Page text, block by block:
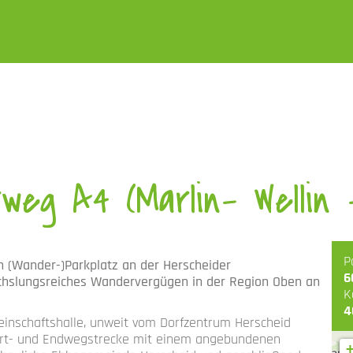
A4 (Marlin-
)Parkplatz an der Herscheider
Wandervergügen in der Region Oben an
unweit vom Dorfzentrum Herscheid
und Endwegstrecke mit einem angebundenen